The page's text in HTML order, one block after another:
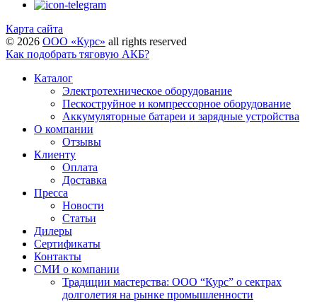
Карта сайта
© 2026 ООО «Курс» all rights reserved
Как подобрать тяговую АКБ?
Каталог
Электротехническое оборудование
Пескоструйное и компрессорное оборудование
Аккумуляторные батареи и зарядные устройства
О компании
Отзывы
Клиенту
Оплата
Доставка
Пресса
Новости
Статьи
Дилеры
Сертификаты
Контакты
СМИ о компании
Традиции мастерства: ООО “Курс” о сектрах
долголетия на рынке промышленности